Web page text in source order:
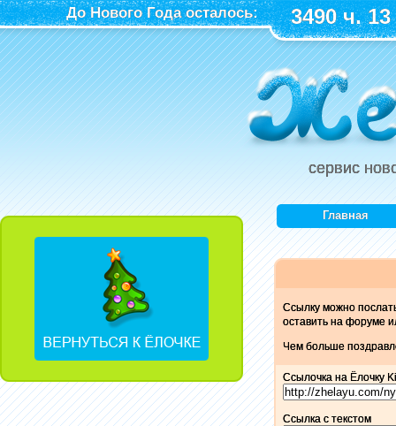
До Нового Года осталось: 3490 ч.
сервис
Главная
Ссылку можно
оставить на форуме
Чем больше
Ссылочка на Ёлочку
Ссылка c текстом